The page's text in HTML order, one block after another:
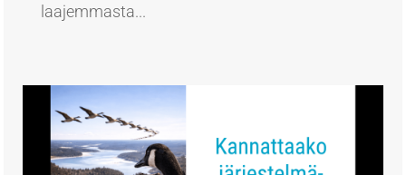
laajemmasta...